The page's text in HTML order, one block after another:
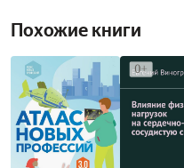
Похожие книги